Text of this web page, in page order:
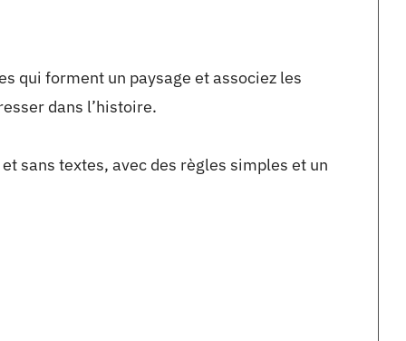
qui forment un paysage et associez les
dans l’histoire.
sans textes, avec des règles simples et un